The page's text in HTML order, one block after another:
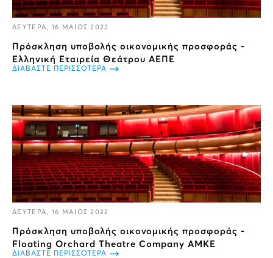
ΔΕΥΤΕΡΑ, 16 ΜΑΙΟΣ 2022
Πρόσκληση υποβολής οικονομικής προσφοράς -
Ελληνική Εταιρεία Θεάτρου ΑΕΠΕ
ΔΙΑΒΑΣΤΕ ΠΕΡΙΣΣΟΤΕΡΑ
ΔΕΥΤΕΡΑ, 16 ΜΑΙΟΣ 2022
Πρόσκληση υποβολής οικονομικής προσφοράς -
Floating Orchard Theatre Company ΑΜΚΕ
ΔΙΑΒΑΣΤΕ ΠΕΡΙΣΣΟΤΕΡΑ